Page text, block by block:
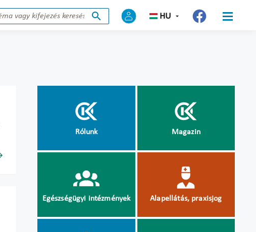
HU
Rólunk Magazin
Egészségügyi intézmények Alapellátás, praxisjog